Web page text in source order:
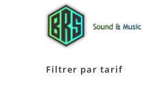
Filtrer par tarif